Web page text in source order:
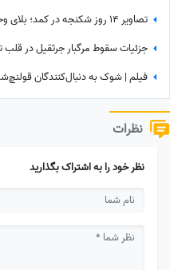
نظرات
نظر خود را به اشتراک بگذارید